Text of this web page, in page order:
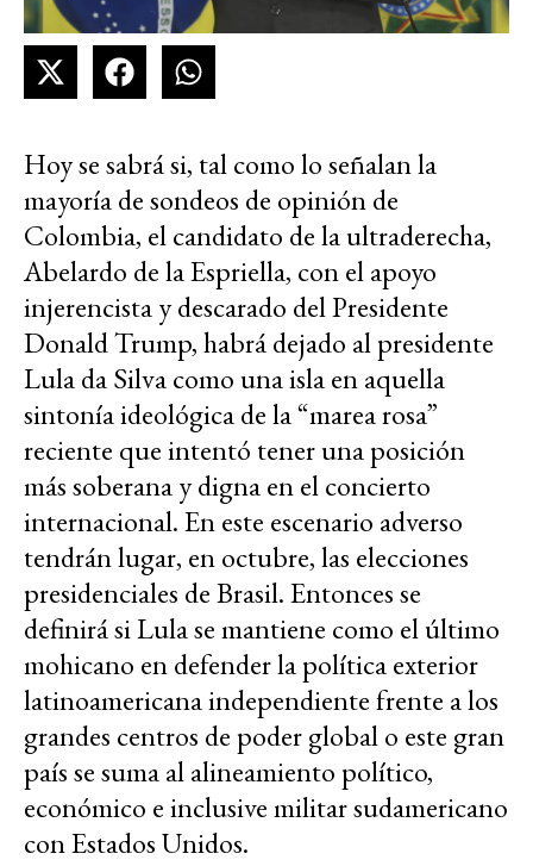
Hoy se sabrá si, tal como lo señalan la
mayoría de sondeos de opinión de
Colombia, el candidato de la ultraderecha,
Abelardo de la Espriella, con el apoyo
injerencista y descarado del Presidente
Donald Trump, habrá dejado al presidente
Lula da Silva como una isla en aquella
sintonía ideológica de la “marea rosa”
reciente que intentó tener una posición
más soberana y digna en el concierto
internacional. En este escenario adverso
tendrán lugar, en octubre, las elecciones
presidenciales de Brasil. Entonces se
definirá si Lula se mantiene como el último
mohicano en defender la política exterior
latinoamericana independiente frente a los
grandes centros de poder global o este gran
país se suma al alineamiento político,
económico e inclusive militar sudamericano
con Estados Unidos.